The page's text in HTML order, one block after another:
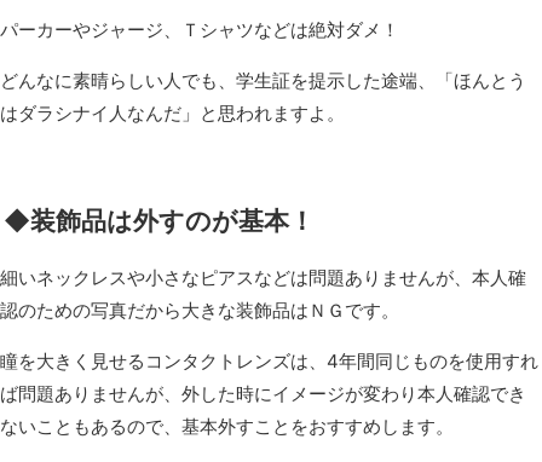
パーカーやジャージ、Ｔシャツなどは絶対ダメ！
どんなに素晴らしい人でも、学生証を提示した途端、「ほんとう
はダラシナイ人なんだ」と思われますよ。
◆装飾品は外すのが基本！
細いネックレスや小さなピアスなどは問題ありませんが、本人確
認のための写真だから大きな装飾品はＮＧです。
瞳を大きく見せるコンタクトレンズは、4年間同じものを使用すれ
ば問題ありませんが、外した時にイメージが変わり本人確認でき
ないこともあるので、基本外すことをおすすめします。